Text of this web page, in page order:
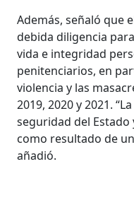
Además, señaló que
debida diligencia
vida e integridad
penitenciarios, en
violencia y las
2019, 2020 y 2021.
seguridad del
como resultado de
añadió.